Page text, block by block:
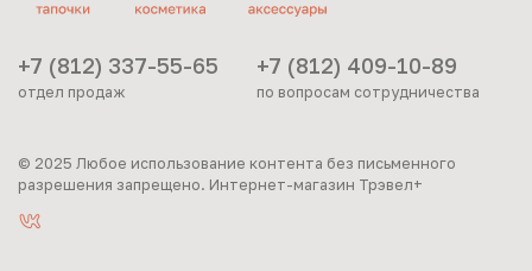
+7 (812) 337-55-65
отдел продаж
+7 (812) 409-10-89
по вопросам сотрудничества
© 2025 Любое использование контента без письменного
разрешения запрещено. Интернет-магазин Трэвел+